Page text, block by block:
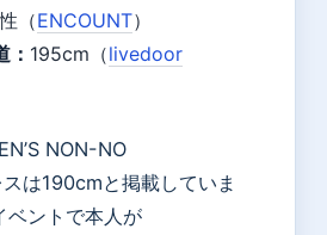
（ENCOUNT）
195cm（livedoor
NON-NO
は190cmと掲載していま
ントで本人が